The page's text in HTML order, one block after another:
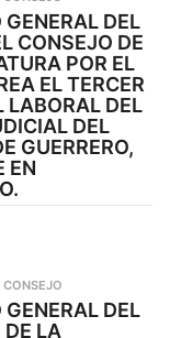
s
e
s
a
g
o
GENERAL DEL
CONSEJO DE
POR EL
EL TERCER
LABORAL DEL
DEL
GUERRERO,
EN
CONSEJO
GENERAL DEL
DE LA